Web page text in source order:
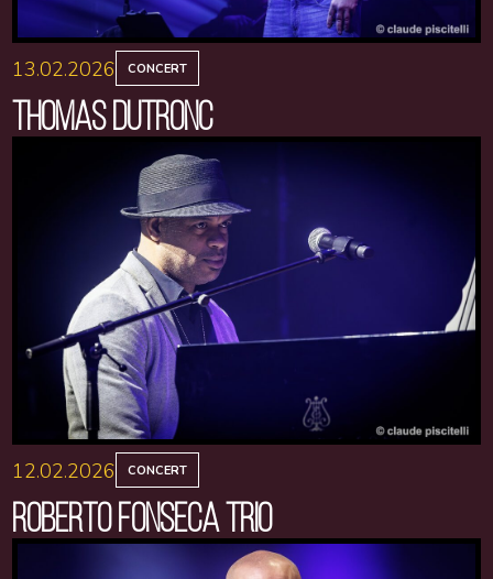
13.02.2026 CONCERT
THOMAS DUTRONC
12.02.2026 CONCERT
ROBERTO FONSECA TRIO